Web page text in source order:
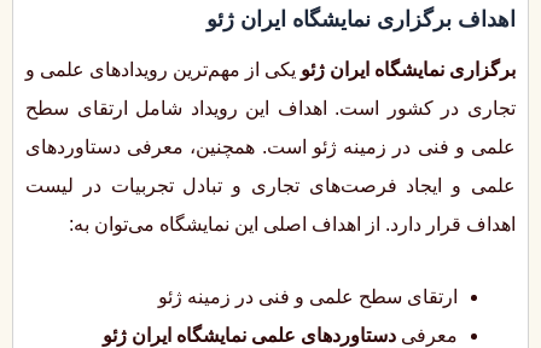
اهداف برگزاری نمایشگاه ایران ژئو
برگزاری نمایشگاه ایران ژئو یکی از مهم‌ترین رویدادهای علمی و
تجاری در کشور است. اهداف این رویداد شامل ارتقای سطح
علمی و فنی در زمینه ژئو است. همچنین، معرفی دستاوردهای
علمی و ایجاد فرصت‌های تجاری و تبادل تجربیات در لیست
اهداف قرار دارد. از اهداف اصلی این نمایشگاه می‌توان به:
ارتقای سطح علمی و فنی در زمینه ژئو
معرفی دستاوردهای علمی نمایشگاه ایران ژئو